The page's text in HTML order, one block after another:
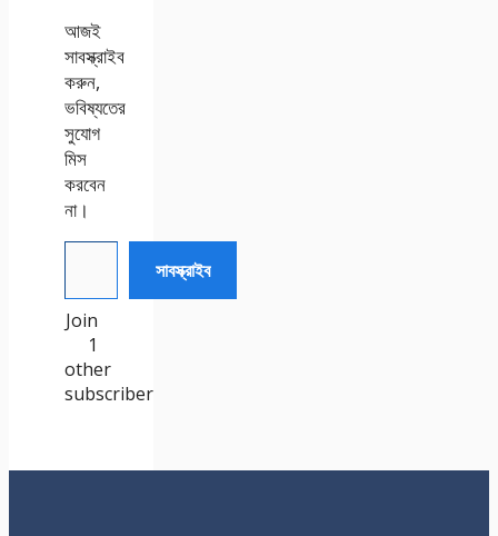
আজই
সাবস্ক্রাইব
করুন,
ভবিষ্যতের
সুযোগ
মিস
করবেন
না।
আপনার ইমেইল টেক্সট করুন
সাবস্ক্রাইব
Join
1
other
subscriber